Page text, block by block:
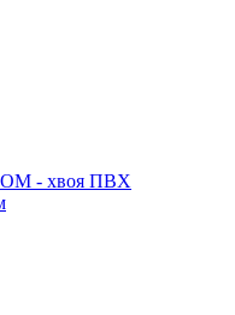
- хвоя ПВХ